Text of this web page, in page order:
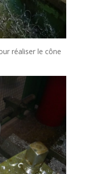
réaliser le cône